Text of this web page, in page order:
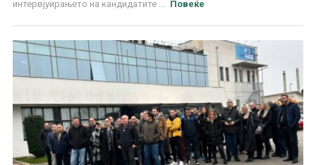
интервјуирањето на кандидатите ...
Повеќе